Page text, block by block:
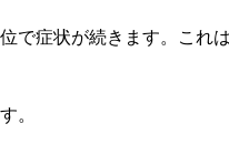
で症状が続きます。これ
。